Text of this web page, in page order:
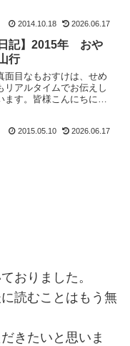
たりするも...
2014.10.18 2026.06.17
日記】2015年 おや
行
面目なもおすけは、せめ
リアルタイムでお伝えし
ます。皆様こんにちに
たら、ワ：『お前、いま
2015.05.10 2026.06.17
おりました。
読むことはもう無
きたいと思いま